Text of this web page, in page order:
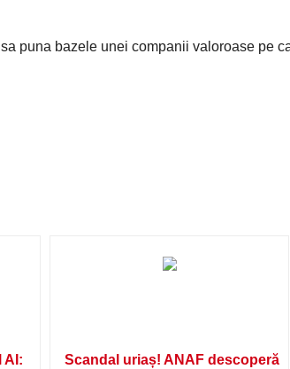
puna bazele unei companii valoroase pe
AI:
Scandal uriaș! ANAF descoperă